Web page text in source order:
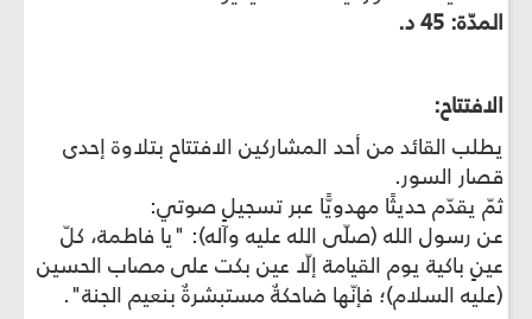
المدّة: 45 د.
الافتتاح:
يطلب القائد من أحد المشاركين الافتتاح بتلاوة إحدى
قصار السور.
ثمّ يقدّم حديثًا مهدويًّا عبر تسجيلٍ صوتي:
عن رسول الله (صلّى الله عليه وآله): "يا فاطمة، كلّ
عينٍ باكية يوم القيامة إلّا عين بكت على مصاب الحسين
(عليه السلام)؛ فإنّها ضاحكةٌ مستبشرةٌ بنعيم الجنة".